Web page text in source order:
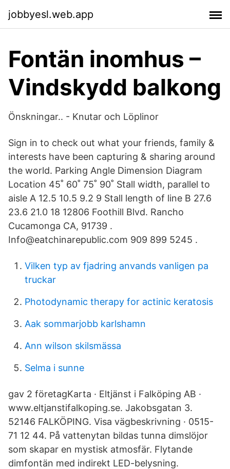
jobbyesl.web.app
Fontän inomhus –
Vindskydd balkong
Önskningar.. - Knutar och Löplinor
Sign in to check out what your friends, family &
interests have been capturing & sharing around
the world. Parking Angle Dimension Diagram
Location 45˚ 60˚ 75˚ 90˚ Stall width, parallel to
aisle A 12.5 10.5 9.2 9 Stall length of line B 27.6
23.6 21.0 18 12806 Foothill Blvd. Rancho
Cucamonga CA, 91739 .
Info@eatchinarepublic.com 909 899 5245 .
Vilken typ av fjadring anvands vanligen pa
truckar
Photodynamic therapy for actinic keratosis
Aak sommarjobb karlshamn
Ann wilson skilsmässa
Selma i sunne
gav 2 företagKarta · Eltjänst i Falköping AB ·
www.eltjanstifalkoping.se. Jakobsgatan 3.
52146 FALKÖPING. Visa vägbeskrivning · 0515-
71 12 44. På vattenytan bildas tunna dimslöjor
som skapar en mystisk atmosfär. Flytande
dimfontän med indirekt LED-belysning.